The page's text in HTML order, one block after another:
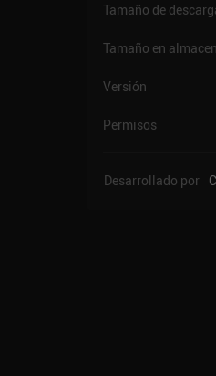
Tamaño de
Tamaño en
Versión
Permisos
Desarrollado por